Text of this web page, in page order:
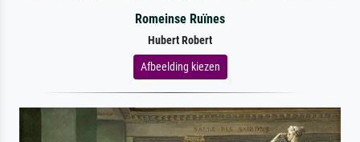
Romeinse Ruïnes
Hubert Robert
Afbeelding kiezen